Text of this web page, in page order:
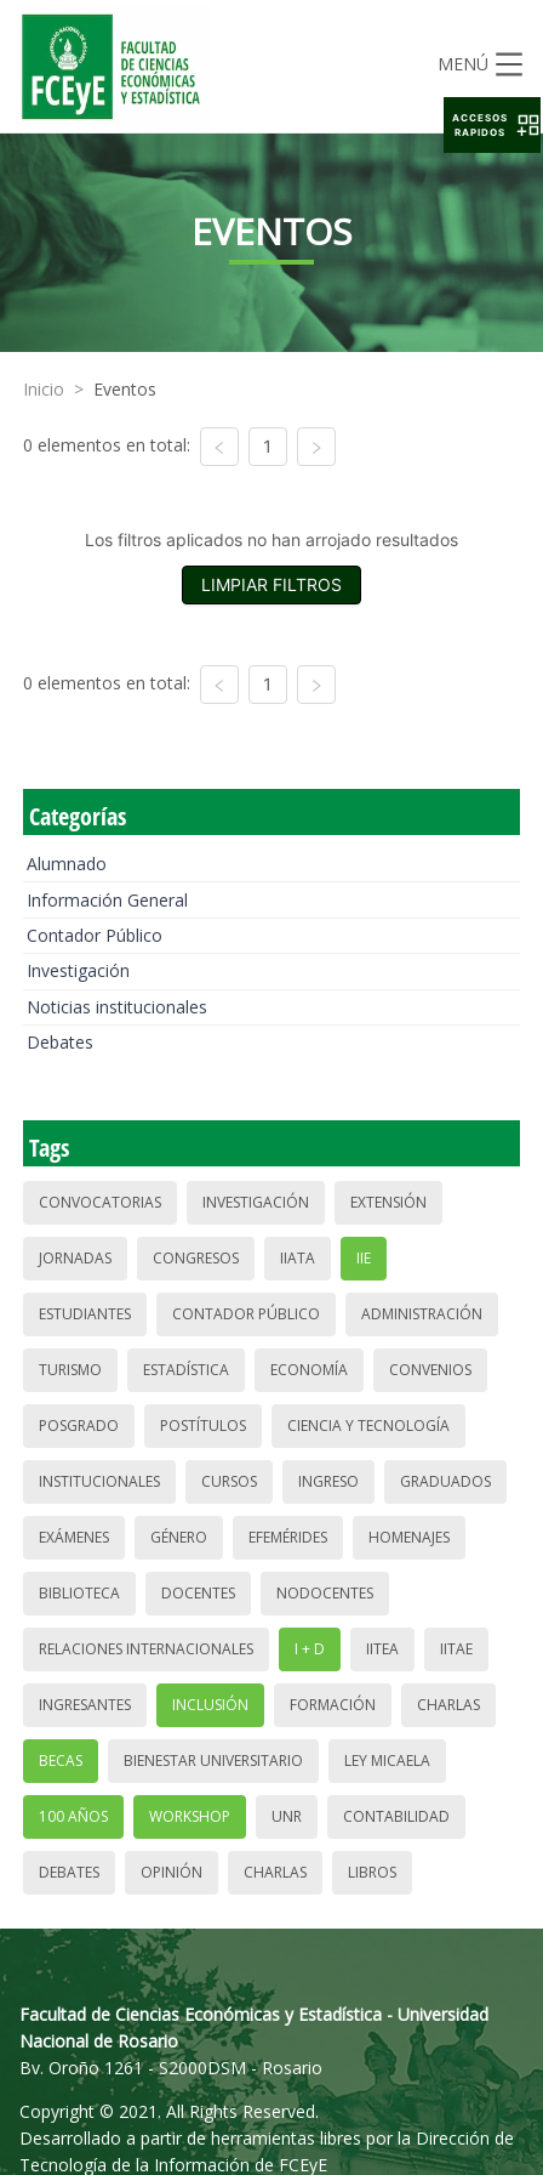
MENÚ
EVENTOS
Inicio > Eventos
0 elementos en total: 1
Los filtros aplicados no han arrojado resultados
LIMPIAR FILTROS
0 elementos en total: 1
Categorías
Alumnado
Información General
Contador Público
Investigación
Noticias institucionales
Debates
Tags
CONVOCATORIAS INVESTIGACIÓN EXTENSIÓN
JORNADAS CONGRESOS IIATA IIE
ESTUDIANTES CONTADOR PÚBLICO ADMINISTRACIÓN
TURISMO ESTADÍSTICA ECONOMÍA CONVENIOS
POSGRADO POSTÍTULOS CIENCIA Y TECNOLOGÍA
INSTITUCIONALES CURSOS INGRESO GRADUADOS
EXÁMENES GÉNERO EFEMÉRIDES HOMENAJES
BIBLIOTECA DOCENTES NODOCENTES
RELACIONES INTERNACIONALES I + D IITEA IITAE
INGRESANTES INCLUSIÓN FORMACIÓN CHARLAS
BECAS BIENESTAR UNIVERSITARIO LEY MICAELA
100 AÑOS WORKSHOP UNR CONTABILIDAD
DEBATES OPINIÓN CHARLAS LIBROS
Facultad de Ciencias Económicas y Estadística - Universidad
Nacional de Rosario
Bv. Oroño 1261 - S2000DSM - Rosario
Copyright © 2021. All Rights Reserved.
Desarrollado a partir de herramientas libres por la Dirección de
Tecnología de la Información de FCEyE
ACCESOS
RAPIDOS